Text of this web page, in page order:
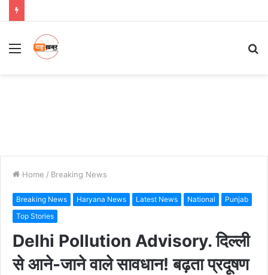
Menu
Home / Breaking News
Breaking News Haryana News Latest News National
Punjab
Top Stories
Delhi Pollution Advisory. दिल्ली
से आने-जाने वाले सावधान! बढ़ता प्रदूषण